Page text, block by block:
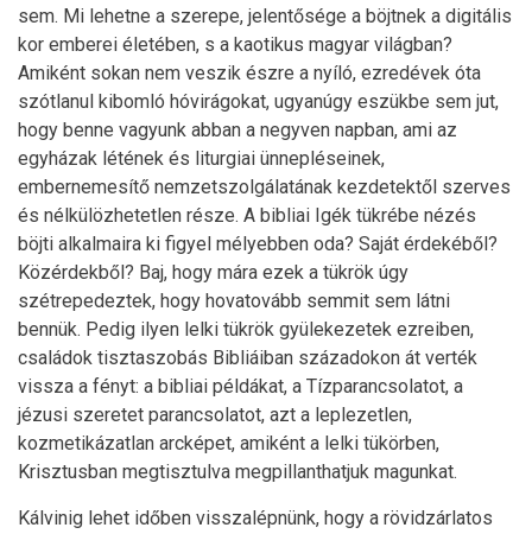
sem. Mi lehetne a szerepe, jelentősége a böjtnek a digitális
kor emberei életében, s a kaotikus magyar világban?
Amiként sokan nem veszik észre a nyíló, ezredévek óta
szótlanul kibomló hóvirágokat, ugyanúgy eszükbe sem jut,
hogy benne vagyunk abban a negyven napban, ami az
egyházak létének és liturgiai ünnepléseinek,
embernemesítő nemzetszolgálatának kezdetektől szerves
és nélkülözhetetlen része. A bibliai Igék tükrébe nézés
böjti alkalmaira ki figyel mélyebben oda? Saját érdekéből?
Közérdekből? Baj, hogy mára ezek a tükrök úgy
szétrepedeztek, hogy hovatovább semmit sem látni
bennük. Pedig ilyen lelki tükrök gyülekezetek ezreiben,
családok tisztaszobás Bibliáiban századokon át verték
vissza a fényt: a bibliai példákat, a Tízparancsolatot, a
jézusi szeretet parancsolatot, azt a leplezetlen,
kozmetikázatlan arcképet, amiként a lelki tükörben,
Krisztusban megtisztulva megpillanthatjuk magunkat.
Kálvinig lehet időben visszalépnünk, hogy a rövidzárlatos